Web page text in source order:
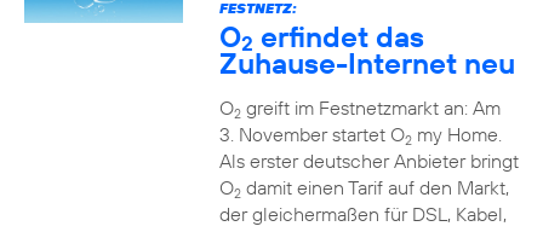
FESTNETZ:
O2 erfindet das
Zuhause-Internet neu
O2greift im Festnetzmarkt an: Am
3. November startet O2my Home.
Als erster deutscher Anbieter bringt
O2damit einen Tarif auf den Markt,
der gleichermaßen für DSL, Kabel,